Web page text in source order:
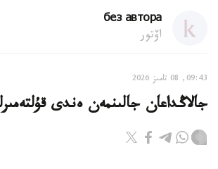
без автора
اۆتور
09:43, 08 تامىز 2026
جالاڭداعان جالىنمەن ەندى